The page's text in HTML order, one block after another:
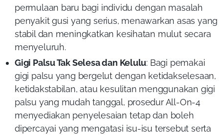
permulaan baru bagi individu dengan masalah
penyakit gusi yang serius, menawarkan asas yang
stabil dan meningkatkan kesihatan mulut secara
menyeluruh.
Gigi Palsu Tak Selesa dan Kelulu: Bagi pemakai
gigi palsu yang bergelut dengan ketidakselesaan,
ketidakstabilan, atau kesulitan menggunakan gigi
palsu yang mudah tanggal, prosedur All-On-4
menyediakan penyelesaian tetap dan boleh
dipercayai yang mengatasi isu-isu tersebut serta